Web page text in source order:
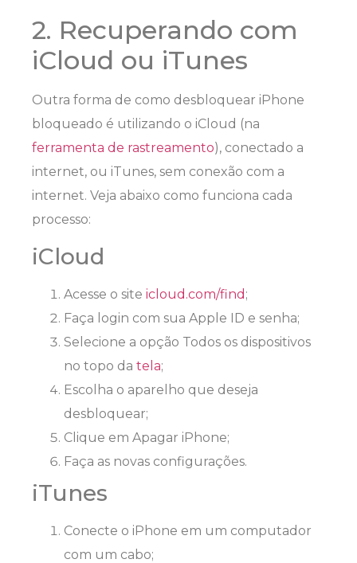
2. Recuperando com
iCloud ou iTunes
Outra forma de como desbloquear iPhone
bloqueado é utilizando o iCloud (na
ferramenta de rastreamento), conectado a
internet, ou iTunes, sem conexão com a
internet. Veja abaixo como funciona cada
processo:
iCloud
Acesse o site icloud.com/find ;
Faça login com sua Apple ID e senha;
Selecione a opção Todos os dispositivos
no topo da tela;
Escolha o aparelho que deseja
desbloquear;
Clique em Apagar iPhone;
Faça as novas configurações.
iTunes
Conecte o iPhone em um computador
com um cabo;